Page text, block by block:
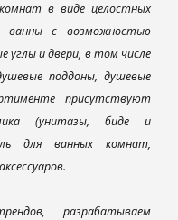
в виде целостных
ванны с возможностью
углы и двери, в том числе
поддоны, душевые
присутствуют
(унитазы, биде и
для ванных комнат,
разрабатываем